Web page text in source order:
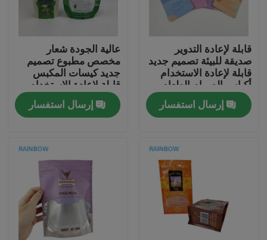
اتصل بنا
أخبار
القضايا
اطلب اقتباس
الحقائب البلاستيكية التعبئة والتغليف
تغليف كيس الوجبات الخفيفة
صنبور الحقيبة التعبئة والتغليف
قابلة لإعادة التدوير
صديقة للبيئة تصميم جديد
قابلة لإعادة الاستخدام
أكياس الصمام الطعام
المشروبات العصير حاوية
الحليب أكياس قابلة
للإغلاق
إرسال استفسار
عالية الجودة شعار
مخصص مطبوع تصميم
جديد كيسات المكبس
قابلة لإعادة الاستخدام
الطعام المشروبات
العصير حاوية الحليب
أكياس قابلة للإغلاق
إرسال استفسار